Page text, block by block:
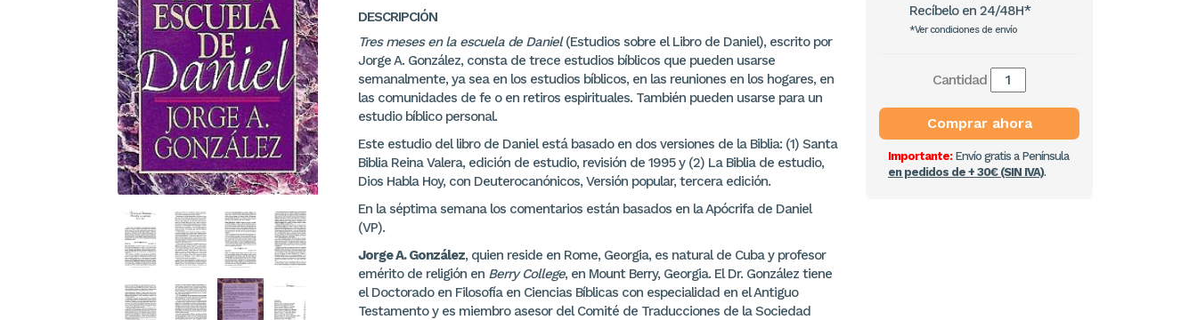
DESCRIPCIÓN
Tres meses en la escuela de Daniel(Estudios sobre el Libro de Daniel), escrito por
Jorge A. González, consta de trece estudios bíblicos que pueden usarse
semanalmente, ya sea en los estudios bíblicos, en las reuniones en los hogares, en
las comunidades de fe o en retiros espirituales. También pueden usarse para un
estudio bíblico personal.
Este estudio del libro de Daniel está basado en dos versiones de la Biblia: (1) Santa
Biblia Reina Valera, edición de estudio, revisión de 1995 y (2) La Biblia de estudio,
Dios Habla Hoy, con Deuterocanónicos, Versión popular, tercera edición.
En la séptima semana los comentarios están basados en la Apócrifa de Daniel
(VP).
Jorge A. González, quien reside en Rome, Georgia, es natural de Cuba y profesor
emérito de religión en Berry College, en Mount Berry, Georgia. El Dr. González tiene
el Doctorado en Filosofía en Ciencias Bíblicas con especialidad en el Antiguo
Testamento y es miembro asesor del Comité de Traducciones de la Sociedad
Recíbelo en 24/48H*
*Ver condiciones de envío
Cantidad
Comprar ahora
Importante:Envío gratis a Península
en pedidos de + 30€ (SIN IVA).